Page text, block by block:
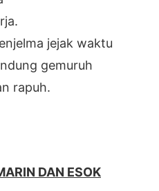
jejak waktu
gemuruh
rapuh.
DAN ESOK